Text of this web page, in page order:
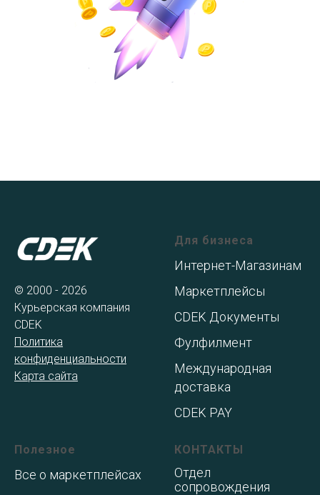
© 2000 - 2026
Курьерская компания
CDEK
Политика
конфиденциальности
Карта сайта
Для бизнеса
Интернет-Магазинам
Маркетплейсы
CDEK Документы
Фулфилмент
Международная
доставка
CDEK PAY
Полезное
Все о маркетплейсах
КОНТАКТЫ
Отдел
сопровождения